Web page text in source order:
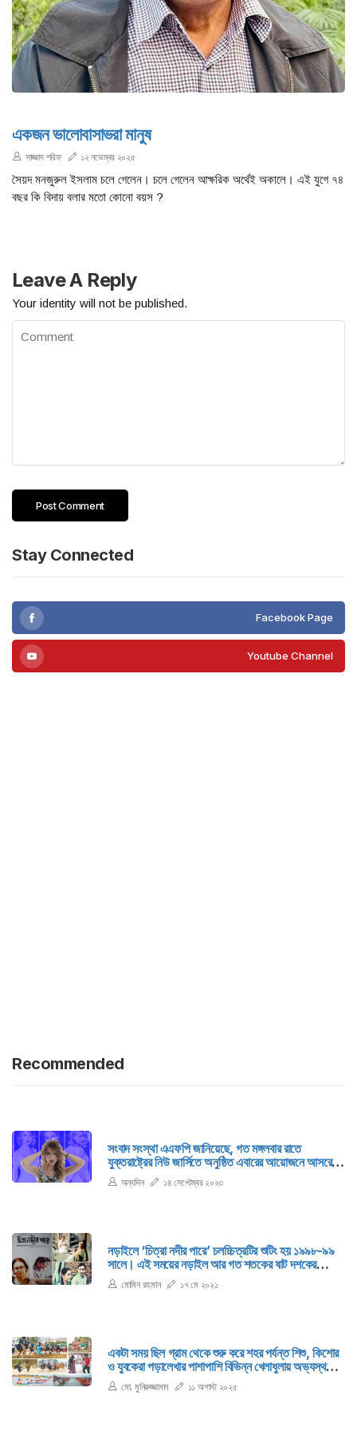
একজন ভালোবাসাভরা মানুষ
সাজ্জাদ শরিফ ১২ নভেম্বর ২০২৫
সৈয়দ মনজুরুল ইসলাম চলে গেলেন। চলে গেলেন আক্ষরিক অর্থেই অকালে। এই যুগে ৭৪
বছর কি বিদায় বলার মতো কোনো বয়স ?
Leave A Reply
Your identity will not be published.
Stay Connected
Facebook Page
Youtube Channel
Recommended
সংবাদ সংস্থা এএফপি জানিয়েছে, গত মঙ্গলবার রাতে
যুক্তরাষ্ট্রের নিউ জার্সিতে অনুষ্ঠিত এবারের আয়োজনে আসরের
সর্বোচ্চ নয়টি পুরস্কার পেয়েছেন ৩৩ বছর বয়সী মার্কিন গায়িকা।
এ আসরে সুইফট একাই ১১টি মনোনয়ন পেয়েছিলেন।
অন্যদিন ১৪ সেপ্টেম্বর ২০২৩
নড়াইলে ‘চিত্রা নদীর পারে’ চলচ্চিত্রটির শুটিং হয় ১৯৯৮-৯৯
সালে। এই সময়ের নড়াইল আর গত শতকের ষাট দশকের
নড়াইল দুইয়ের মধ্যে বিরাট ব্যবধান। ষাট দশকের নড়াইলে
একটা সাংস্কৃতিক আবহ ছিল।
মোমিন রহমান ১৭ মে ২০২১
একটা সময় ছিল গ্রাম থেকে শুরু করে শহর পর্যন্ত শিশু, কিশোর
ও যুবকেরা পড়ালেখার পাশাপাশি বিভিন্ন খেলাধুলায় অভ্যস্থ
ছিল। অবসরে দলবেঁধে খেলত নানা ধরনের খেলা।
মো. মুনিরুজ্জামান ১১ অগাস্ট ২০২৫